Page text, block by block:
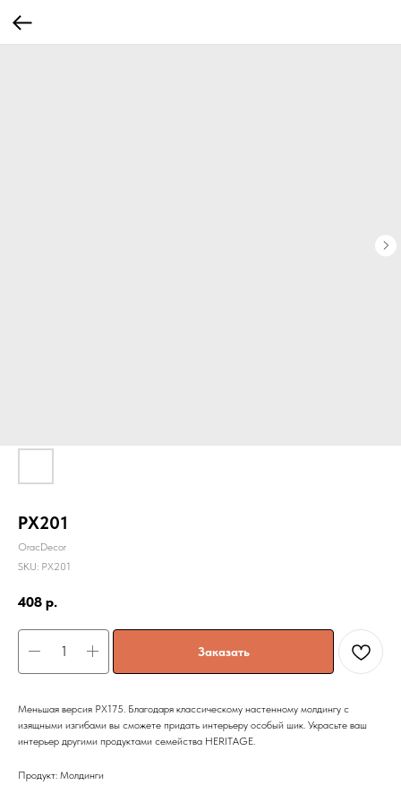
PX201
OracDecor
SKU: PX201
408 р.
Заказать
Меньшая версия PX175. Благодаря классическому настенному молдингу с
изящными изгибами вы сможете придать интерьеру особый шик. Украсьте ваш
интерьер другими продуктами семейства HERITAGE.
Продукт: Молдинги